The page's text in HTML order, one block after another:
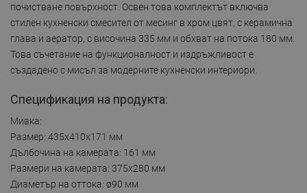
почистване повърхност. Освен това комплектът включва
стилен кухненски смесител от месинг в хром цвят, с керамична
глава и аератор, с височина 335 мм и обхват на потока 180 мм.
Това съчетание на функционалност и издръжливост е
създадено с мисъл за модерните кухненски интериори.
Спецификация на продукта:
Мивка:
Размер: 435x410x171 мм
Дълбочина на камерата: 161 мм
Размери на камерата: 375x280 мм
Диаметър на оттока: ø90 мм